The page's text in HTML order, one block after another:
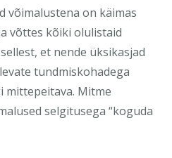
võimalustena on käimas
võttes kõiki olulistaid
et nende üksikasjad
tundmiskohadega
mittepeitava. Mitme
selgitusega “koguda